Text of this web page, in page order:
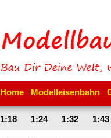
Home Modelleisenbahn
1:18 1:24 1:32 1:43